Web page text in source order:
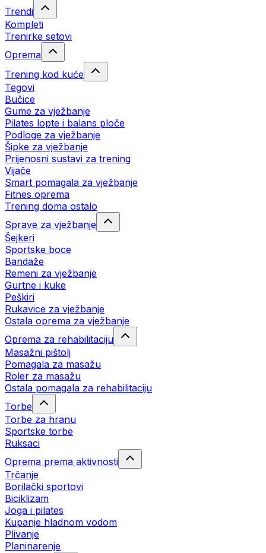
Trendi
Kompleti
Trenirke setovi
Oprema
Trening kod kuće
Tegovi
Bučice
Gume za vježbanje
Pilates lopte i balans ploče
Podloge za vježbanje
Šipke za vježbanje
Prijenosni sustavi za trening
Vijače
Smart pomagala za vježbanje
Fitnes oprema
Trening doma ostalo
Sprave za vježbanje
Šejkeri
Sportske boce
Bandaže
Remeni za vježbanje
Gurtne i kuke
Peškiri
Rukavice za vježbanje
Ostala oprema za vježbanje
Oprema za rehabilitaciju
Masažni pištolj
Pomagala za masažu
Roler za masažu
Ostala pomagala za rehabilitaciju
Torbe
Torbe za hranu
Sportske torbe
Ruksaci
Oprema prema aktivnosti
Trčanje
Borilački sportovi
Biciklizam
Joga i pilates
Kupanje hladnom vodom
Plivanje
Planinarenje